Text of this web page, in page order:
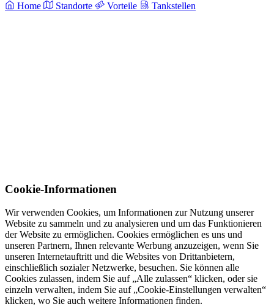
Home Standorte Vorteile Tankstellen
Cookie-Informationen
Wir verwenden Cookies, um Informationen zur Nutzung unserer
Website zu sammeln und zu analysieren und um das Funktionieren
der Website zu ermöglichen. Cookies ermöglichen es uns und
unseren Partnern, Ihnen relevante Werbung anzuzeigen, wenn Sie
unseren Internetauftritt und die Websites von Drittanbietern,
einschließlich sozialer Netzwerke, besuchen. Sie können alle
Cookies zulassen, indem Sie auf „Alle zulassen“ klicken, oder sie
einzeln verwalten, indem Sie auf „Cookie-Einstellungen verwalten“
klicken, wo Sie auch weitere Informationen finden.